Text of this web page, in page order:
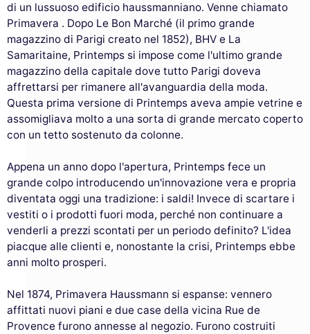
di un lussuoso edificio haussmanniano. Venne chiamato
Primavera . Dopo Le Bon Marché (il primo grande
magazzino di Parigi creato nel 1852), BHV e La
Samaritaine, Printemps si impose come l'ultimo grande
magazzino della capitale dove tutto Parigi doveva
affrettarsi per rimanere all'avanguardia della moda.
Questa prima versione di Printemps aveva ampie vetrine e
assomigliava molto a una sorta di grande mercato coperto
con un tetto sostenuto da colonne.
Appena un anno dopo l'apertura, Printemps fece un
grande colpo introducendo un'innovazione vera e propria
diventata oggi una tradizione: i saldi! Invece di scartare i
vestiti o i prodotti fuori moda, perché non continuare a
venderli a prezzi scontati per un periodo definito? L'idea
piacque alle clienti e, nonostante la crisi, Printemps ebbe
anni molto prosperi.
Nel 1874, Primavera Haussmann si espanse: vennero
affittati nuovi piani e due case della vicina Rue de
Provence furono annesse al negozio. Furono costruiti